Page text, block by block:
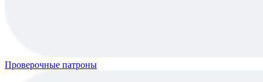
Проверочные патроны